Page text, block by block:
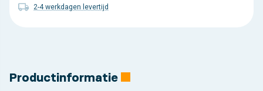
2-4 werkdagen levertijd
Productinformatie